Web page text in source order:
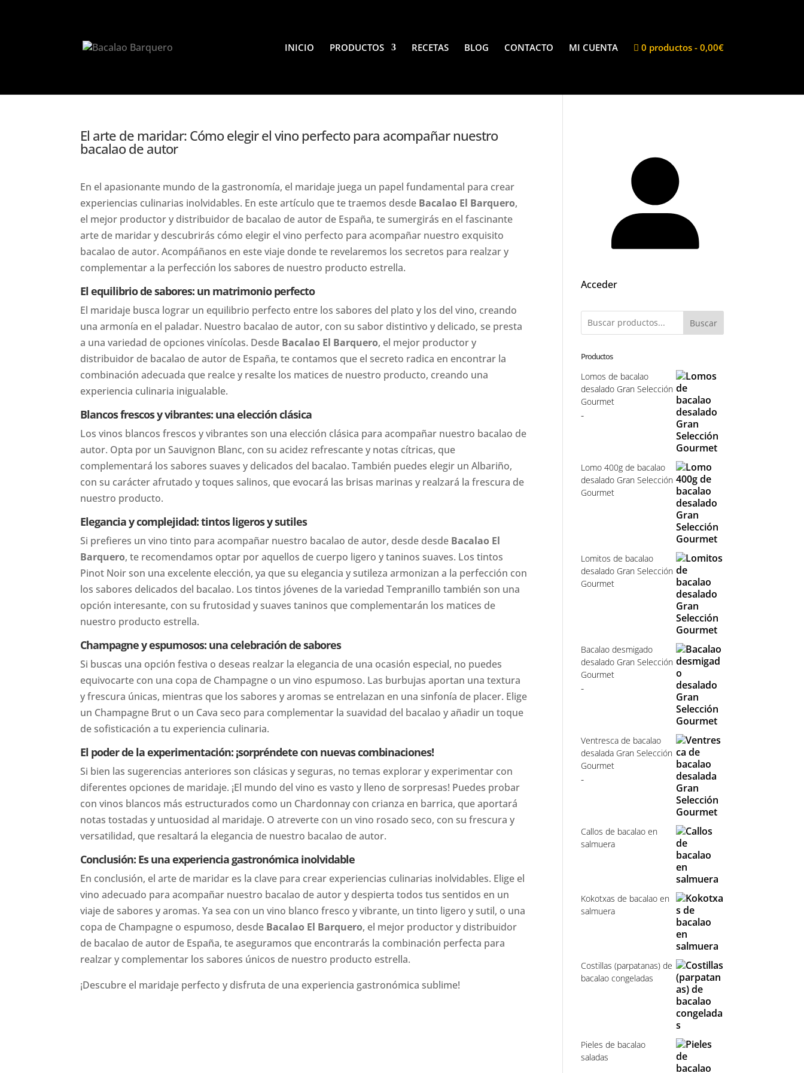
INICIO PRODUCTOS RECETAS BLOG CONTACTO MI CUENTA 0 productos 0,00€
El arte de maridar: Cómo elegir el vino perfecto para acompañar nuestro
bacalao de autor
En el apasionante mundo de la gastronomía, el maridaje juega un papel fundamental para crear
experiencias culinarias inolvidables. En este artículo que te traemos desde Bacalao El Barquero,
el mejor productor y distribuidor de bacalao de autor de España, te sumergirás en el fascinante
arte de maridar y descubrirás cómo elegir el vino perfecto para acompañar nuestro exquisito
bacalao de autor. Acompáñanos en este viaje donde te revelaremos los secretos para realzar y
complementar a la perfección los sabores de nuestro producto estrella.
El equilibrio de sabores: un matrimonio perfecto
El maridaje busca lograr un equilibrio perfecto entre los sabores del plato y los del vino, creando
una armonía en el paladar. Nuestro bacalao de autor, con su sabor distintivo y delicado, se presta
a una variedad de opciones vinícolas. Desde Bacalao El Barquero, el mejor productor y
distribuidor de bacalao de autor de España, te contamos que el secreto radica en encontrar la
combinación adecuada que realce y resalte los matices de nuestro producto, creando una
experiencia culinaria inigualable.
Blancos frescos y vibrantes: una elección clásica
Los vinos blancos frescos y vibrantes son una elección clásica para acompañar nuestro bacalao de
autor. Opta por un Sauvignon Blanc, con su acidez refrescante y notas cítricas, que
complementará los sabores suaves y delicados del bacalao. También puedes elegir un Albariño,
con su carácter afrutado y toques salinos, que evocará las brisas marinas y realzará la frescura de
nuestro producto.
Elegancia y complejidad: tintos ligeros y sutiles
Si prefieres un vino tinto para acompañar nuestro bacalao de autor, desde desde Bacalao El
Barquero, te recomendamos optar por aquellos de cuerpo ligero y taninos suaves. Los tintos
Pinot Noir son una excelente elección, ya que su elegancia y sutileza armonizan a la perfección con
los sabores delicados del bacalao. Los tintos jóvenes de la variedad Tempranillo también son una
opción interesante, con su frutosidad y suaves taninos que complementarán los matices de
nuestro producto estrella.
Champagne y espumosos: una celebración de sabores
Si buscas una opción festiva o deseas realzar la elegancia de una ocasión especial, no puedes
equivocarte con una copa de Champagne o un vino espumoso. Las burbujas aportan una textura
y frescura únicas, mientras que los sabores y aromas se entrelazan en una sinfonía de placer. Elige
un Champagne Brut o un Cava seco para complementar la suavidad del bacalao y añadir un toque
de sofisticación a tu experiencia culinaria.
El poder de la experimentación: ¡sorpréndete con nuevas combinaciones!
Si bien las sugerencias anteriores son clásicas y seguras, no temas explorar y experimentar con
diferentes opciones de maridaje. ¡El mundo del vino es vasto y lleno de sorpresas! Puedes probar
con vinos blancos más estructurados como un Chardonnay con crianza en barrica, que aportará
notas tostadas y untuosidad al maridaje. O atreverte con un vino rosado seco, con su frescura y
versatilidad, que resaltará la elegancia de nuestro bacalao de autor.
Conclusión: Es una experiencia gastronómica inolvidable
En conclusión, el arte de maridar es la clave para crear experiencias culinarias inolvidables. Elige el
vino adecuado para acompañar nuestro bacalao de autor y despierta todos tus sentidos en un
viaje de sabores y aromas. Ya sea con un vino blanco fresco y vibrante, un tinto ligero y sutil, o una
copa de Champagne o espumoso, desde Bacalao El Barquero, el mejor productor y distribuidor
de bacalao de autor de España, te aseguramos que encontrarás la combinación perfecta para
realzar y complementar los sabores únicos de nuestro producto estrella.
¡Descubre el maridaje perfecto y disfruta de una experiencia gastronómica sublime!
Acceder
Buscar
Productos
Lomos de bacalao
desalado Gran Selección
Gourmet
-Rango
desde
52,75€
hasta
Lomo 400g de bacalao
desalado Gran Selección
Gourmet
Lomitos de bacalao
desalado Gran Selección
Gourmet
Bacalao desmigado
desalado Gran Selección
Gourmet
-Rango
desde
26,94€
hasta
161,64€
Ventresca de bacalao
desalada Gran Selección
Gourmet
-Rango
desde
26,94€
Callos de bacalao en
salmuera
Kokotxas de bacalao en
salmuera
Costillas (parpatanas) de
bacalao congeladas
Pieles de bacalao
saladas